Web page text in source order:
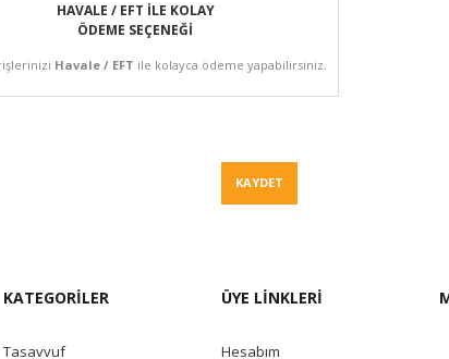
HAVALE / EFT İLE KOLAY
ÖDEME SEÇENEĞİ
Havale / EFT ile kolayca ödeme yapabilirsiniz.
KAYDET
KATEGORİLER
Tasavvuf
ÜYE LİNKLERİ
Hesabım